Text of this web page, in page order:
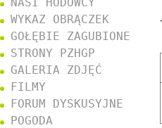
WYKAZ OBRĄCZEK
GOŁĘBIE ZAGUBIONE
STRONY PZHGP
GALERIA ZDJĘĆ
FILMY
FORUM DYSKUSYJNE
POGODA